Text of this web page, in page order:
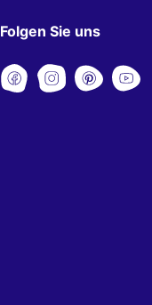
Folgen Sie uns